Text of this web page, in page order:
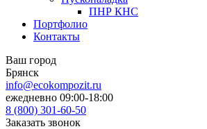
ПНР КНС
Портфолио
Контакты
Ваш город
Брянск
info@ecokompozit.ru
ежедневно 09:00-18:00
8 (800) 301-60-50
Заказать звонок